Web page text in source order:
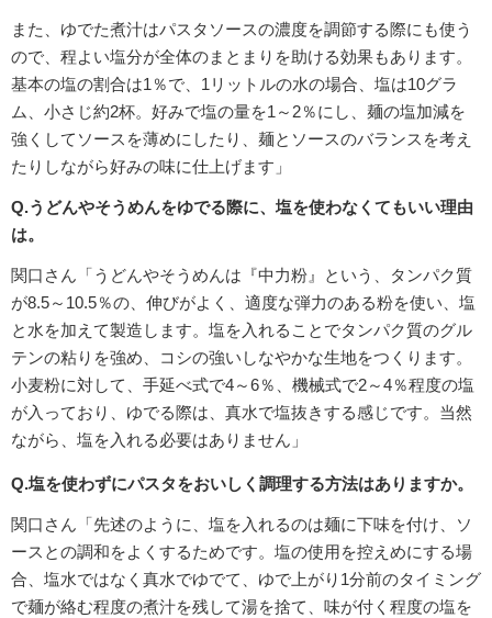
また、ゆでた煮汁はパスタソースの濃度を調節する際にも使う
ので、程よい塩分が全体のまとまりを助ける効果もあります。
基本の塩の割合は1％で、1リットルの水の場合、塩は10グラ
ム、小さじ約2杯。好みで塩の量を1～2％にし、麺の塩加減を
強くしてソースを薄めにしたり、麺とソースのバランスを考え
たりしながら好みの味に仕上げます」
Q.うどんやそうめんをゆでる際に、塩を使わなくてもいい理由
は。
関口さん「うどんやそうめんは『中力粉』という、タンパク質
が8.5～10.5％の、伸びがよく、適度な弾力のある粉を使い、塩
と水を加えて製造します。塩を入れることでタンパク質のグル
テンの粘りを強め、コシの強いしなやかな生地をつくります。
小麦粉に対して、手延べ式で4～6％、機械式で2～4％程度の塩
が入っており、ゆでる際は、真水で塩抜きする感じです。当然
ながら、塩を入れる必要はありません」
Q.塩を使わずにパスタをおいしく調理する方法はありますか。
関口さん「先述のように、塩を入れるのは麺に下味を付け、ソ
ースとの調和をよくするためです。塩の使用を控えめにする場
合、塩水ではなく真水でゆでて、ゆで上がり1分前のタイミング
で麺が絡む程度の煮汁を残して湯を捨て、味が付く程度の塩を